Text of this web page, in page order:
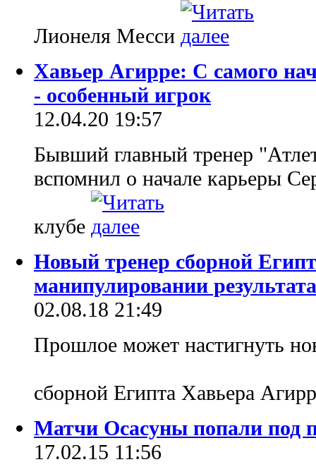
Лионеля Месси
Хавьер Агирре: С самого
- особенный игрок
12.04.20 19:57
Бывший главный тренер
вспомнил о начале карьеры
клубе
Новый тренер сборной
манипулировании
02.08.18 21:49
Прошлое может настигнуть
сборной Египта Хавьера
Матчи Осасуны попали под
17.02.15 11:56